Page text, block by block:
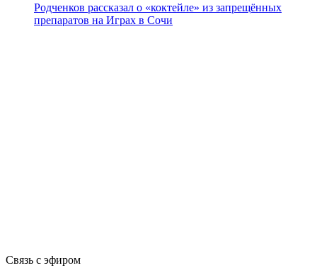
Родченков рассказал о «коктейле» из запрещённых
препаратов на Играх в Сочи
Связь с эфиром